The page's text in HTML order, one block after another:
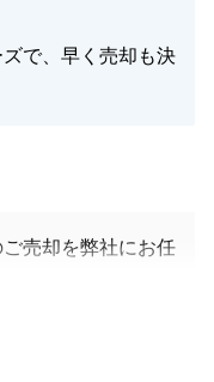
で、早く売却も決
売却を弊社にお任